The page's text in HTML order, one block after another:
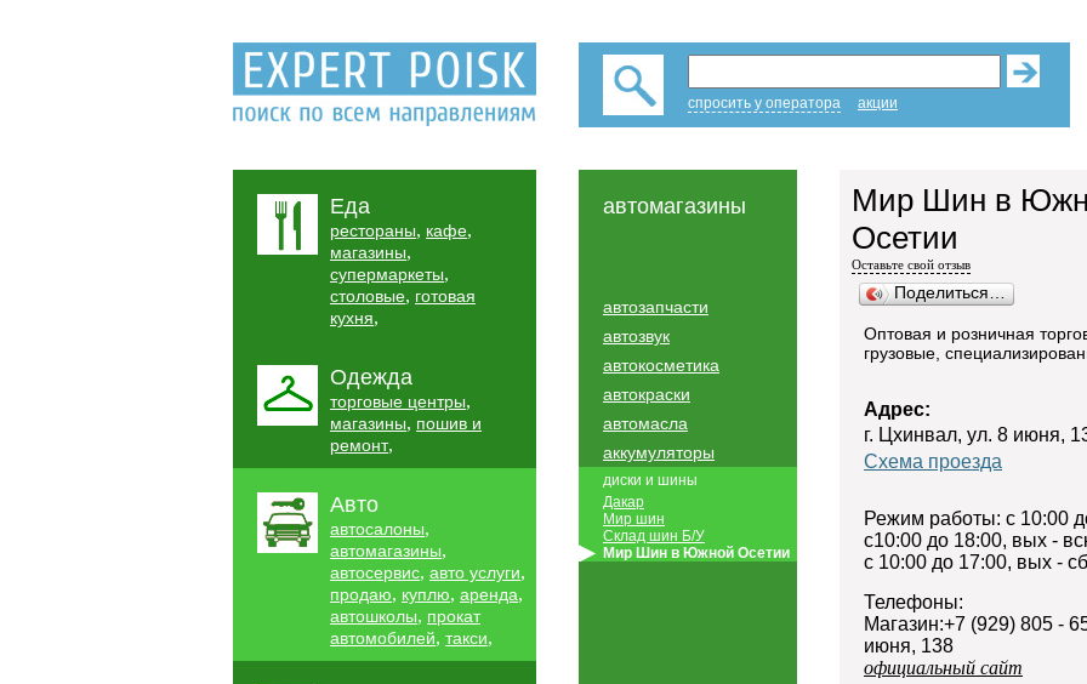
спросить у оператора акции
Еда
рестораны, кафе,
магазины,
супермаркеты,
столовые, готовая
кухня,
Одежда
торговые центры,
магазины, пошив и
ремонт,
Авто
автосалоны,
автомагазины,
автосервис, авто услуги,
продаю, куплю, аренда,
автошколы, прокат
автомобилей, такси,
автомагазины
автозапчасти
автозвук
автокосметика
автокраски
автомасла
аккумуляторы
диски и шины
Дакар
Мир шин
Склад шин Б/У
Мир Шин в Южной Осетии
Мир Шин в
Осетии
Оставьте свой отзыв
Поделиться…
Оптовая и розничная
грузовые,
Адрес:
г. Цхинвал, ул. 8 июня,
Схема проезда
Режим работы: с 10:00
c10:00 до 18:00, вых -
с 10:00 до 17:00, вых -
Телефоны:
Магазин:+7 (929) 805 -
июня, 138
официальный сайт